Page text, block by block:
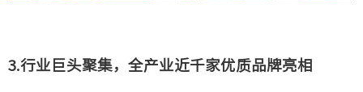
3.行业巨头聚集，全产业近千家优质品牌亮相